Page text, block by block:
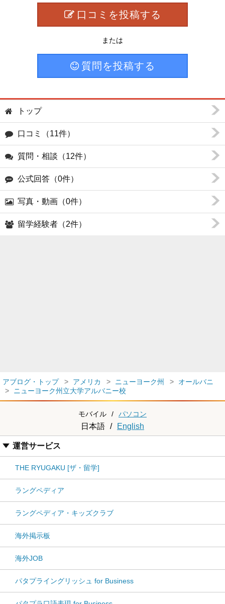
口コミを投稿する
または
質問を投稿する
トップ
口コミ（11件）
質問・相談（12件）
公式回答（0件）
写真・動画（0件）
留学経験者（2件）
アブログ・トップ アメリカ ニューヨーク州
オールバニ
ニューヨーク州立大学アルバニー校
モバイル / パソコン
日本語 / English
運営サービス
THE RYUGAKU [ザ・留学]
ラングペディア
ラングペディア・キッズクラブ
海外掲示板
海外JOB
パタプライングリッシュ for Business